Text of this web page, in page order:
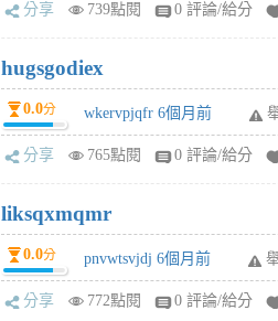
分享 739點閱 0 評論/給分
hugsgodiex
0.0分 wkervpjqfr 6個月前
分享 765點閱 0 評論/給分
liksqxmqmr
0.0分 pnvwtsvjdj 6個月前
分享 772點閱 0 評論/給分